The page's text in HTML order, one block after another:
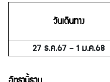
วันเดินทาง
27 ธ.ค.67 – 1 ม.ค.68